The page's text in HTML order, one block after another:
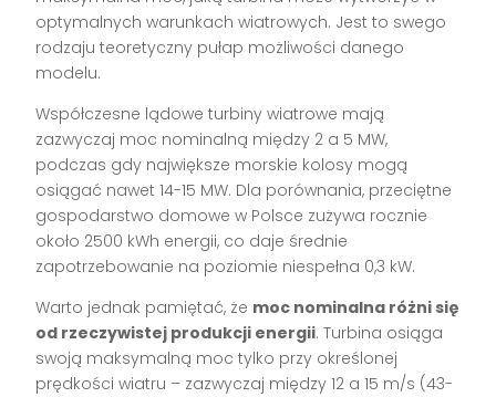
optymalnych warunkach wiatrowych. Jest to swego
rodzaju teoretyczny pułap możliwości danego
modelu.
Współczesne lądowe turbiny wiatrowe mają
zazwyczaj moc nominalną między 2 a 5 MW,
podczas gdy największe morskie kolosy mogą
osiągać nawet 14-15 MW. Dla porównania, przeciętne
gospodarstwo domowe w Polsce zużywa rocznie
około 2500 kWh energii, co daje średnie
zapotrzebowanie na poziomie niespełna 0,3 kW.
Warto jednak pamiętać, że moc nominalna różni się
od rzeczywistej produkcji energii. Turbina osiąga
swoją maksymalną moc tylko przy określonej
prędkości wiatru – zazwyczaj między 12 a 15 m/s (43-